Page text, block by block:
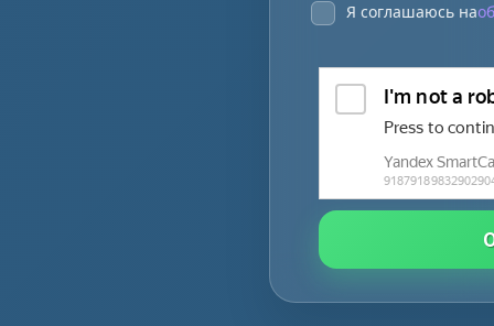
Я соглашаюсь на